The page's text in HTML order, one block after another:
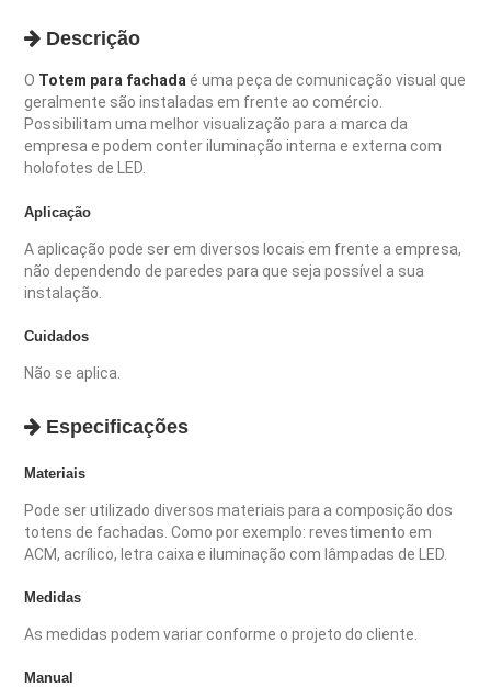
Descrição
O Totem para fachadaé uma peça de comunicação visual que
geralmente são instaladas em frente ao comércio.
Possibilitam uma melhor visualização para a marca da
empresa e podem conter iluminação interna e externa com
holofotes de LED.
Aplicação
A aplicação pode ser em diversos locais em frente a empresa,
não dependendo de paredes para que seja possível a sua
instalação.
Cuidados
Não se aplica.
Especificações
Materiais
Pode ser utilizado diversos materiais para a composição dos
totens de fachadas. Como por exemplo: revestimento em
ACM, acrílico, letra caixa e iluminação com lâmpadas de LED.
Medidas
As medidas podem variar conforme o projeto do cliente.
Manual